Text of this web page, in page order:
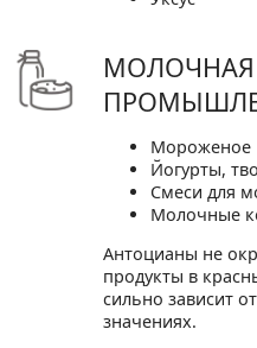
МОЛОЧНАЯ
Мороженое
Йогурты,
Смеси для
Молочные
Антоцианы не
продукты в
сильно зависит
значениях.